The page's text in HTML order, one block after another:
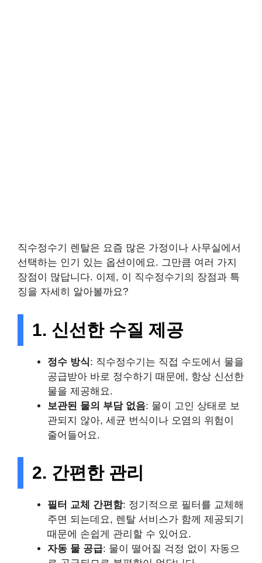
직수정수기 렌탈은 요즘 많은 가정이나 사무실에서
선택하는 인기 있는 옵션이에요. 그만큼 여러 가지
장점이 많답니다. 이제, 이 직수정수기의 장점과 특
징을 자세히 알아볼까요?
1. 신선한 수질 제공
정수 방식: 직수정수기는 직접 수도에서 물을
공급받아 바로 정수하기 때문에, 항상 신선한
물을 제공해요.
보관된 물의 부담 없음: 물이 고인 상태로 보
관되지 않아, 세균 번식이나 오염의 위험이
줄어들어요.
2. 간편한 관리
필터 교체 간편함: 정기적으로 필터를 교체해
주면 되는데요, 렌탈 서비스가 함께 제공되기
때문에 손쉽게 관리할 수 있어요.
자동 물 공급: 물이 떨어질 걱정 없이 자동으